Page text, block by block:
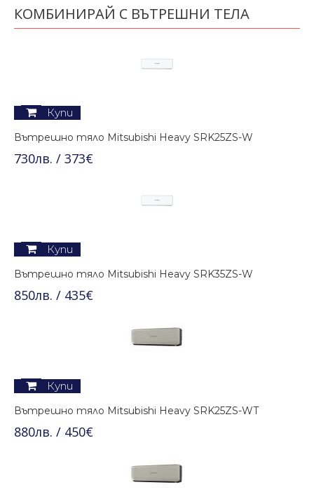
КОМБИНИРАЙ С ВЪТРЕШНИ ТЕЛА
Вътрешно тяло Mitsubishi Heavy SRK25ZS-W
730лв. / 373€
Купи
Вътрешно тяло Mitsubishi Heavy SRK35ZS-W
850лв. / 435€
Купи
Вътрешно тяло Mitsubishi Heavy SRK25ZS-WT
880лв. / 450€
Купи